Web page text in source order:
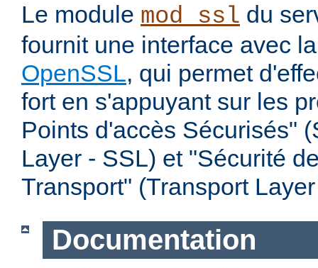
Le module mod_ssl du
fournit une interface avec
OpenSSL, qui permet
fort en s'appuyant sur les
Points d'accès Sécurisés"
Layer - SSL) et "Sécurité
Transport" (Transport
Documentation